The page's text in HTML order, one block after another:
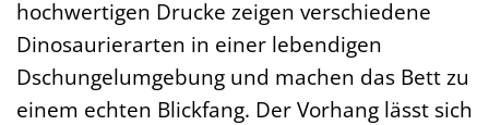
hochwertigen Drucke zeigen verschiedene
Dinosaurierarten in einer lebendigen
Dschungelumgebung und machen das Bett zu
einem echten Blickfang. Der Vorhang lässt sich